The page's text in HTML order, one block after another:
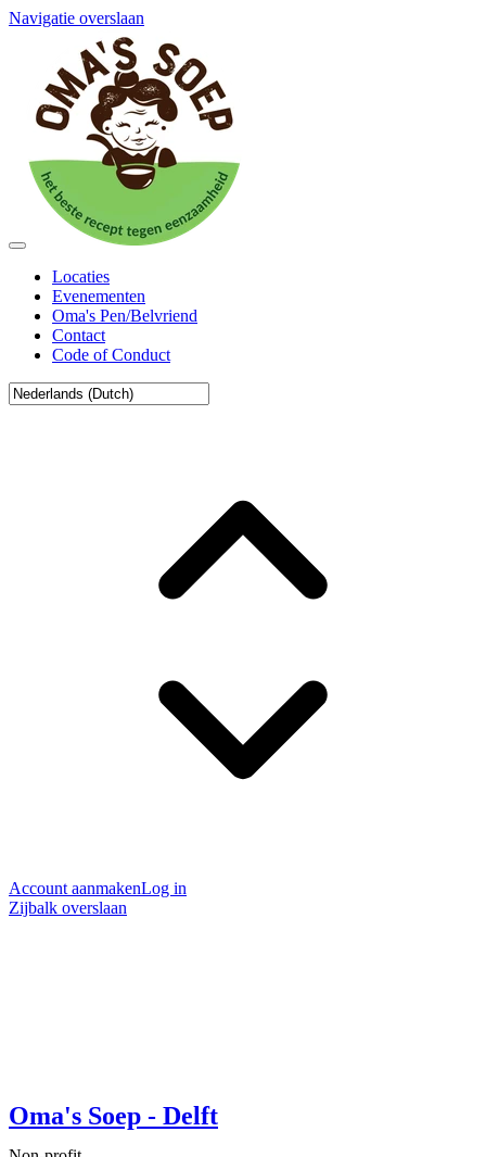
Navigatie overslaan
Locaties
Evenementen
Oma's Pen/Belvriend
Contact
Code of Conduct
Account aanmakenLog in
Zijbalk overslaan
Oma's Soep - Delft